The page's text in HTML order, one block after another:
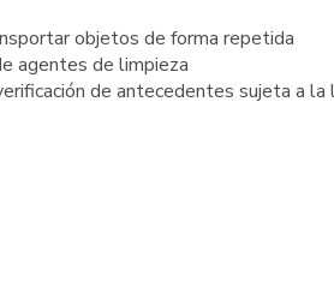
objetos de forma repetida
agentes de limpieza
de antecedentes sujeta a